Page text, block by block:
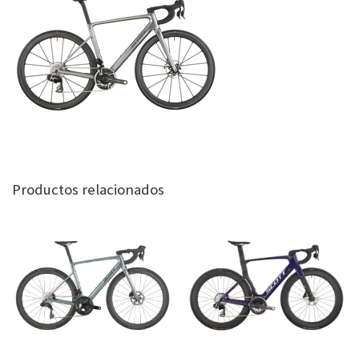
Productos relacionados